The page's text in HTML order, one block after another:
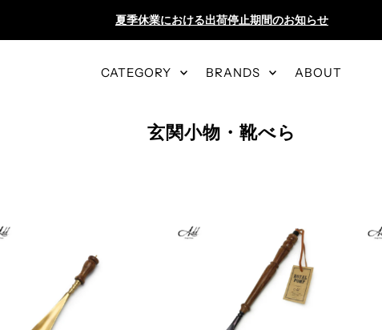
夏季休業における出荷停止期間のお知らせ
CATEGORY BRANDS ABOUT
玄関小物・靴べら